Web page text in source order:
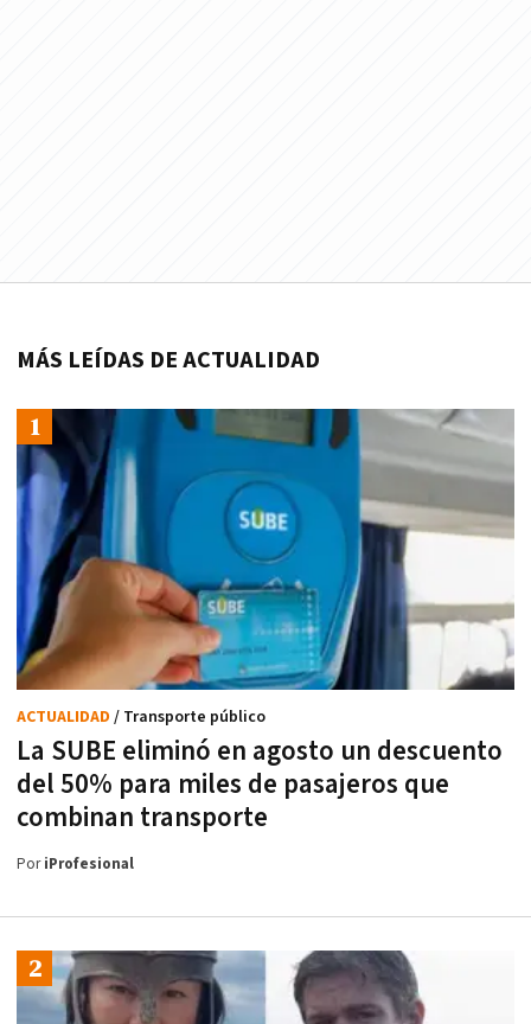
MÁS LEÍDAS DE ACTUALIDAD
La SUBE eliminó en agosto un descuento
del 50% para miles de pasajeros que
combinan transporte
ACTUALIDAD / Transporte público
PoriProfesional